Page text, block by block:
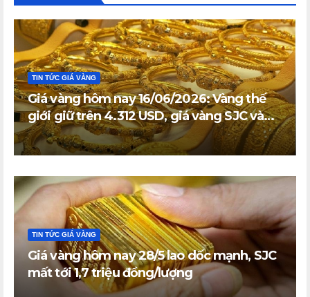
TIN TỨC GIÁ VÀNG
Giá vàng hôm nay 16/06/2026: Vàng thế
giới giữ trên 4.312 USD, giá vàng SJC và
vàng nhẫn trong nước đi ngang
TIN TỨC GIÁ VÀNG
Giá vàng hôm nay 28/5 lao dốc mạnh, SJC
mất tới 1,7 triệu đồng/lượng